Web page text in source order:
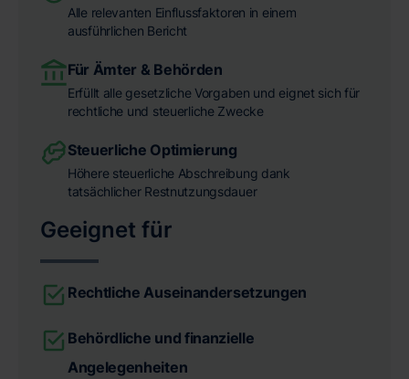
Alle relevanten Einflussfaktoren in einem
ausführlichen Bericht
Für Ämter & Behörden
Erfüllt alle gesetzliche Vorgaben und eignet sich für
rechtliche und steuerliche Zwecke
Steuerliche Optimierung
Höhere steuerliche Abschreibung dank
tatsächlicher Restnutzungsdauer
Geeignet für
Rechtliche Auseinandersetzungen
Behördliche und finanzielle
Angelegenheiten